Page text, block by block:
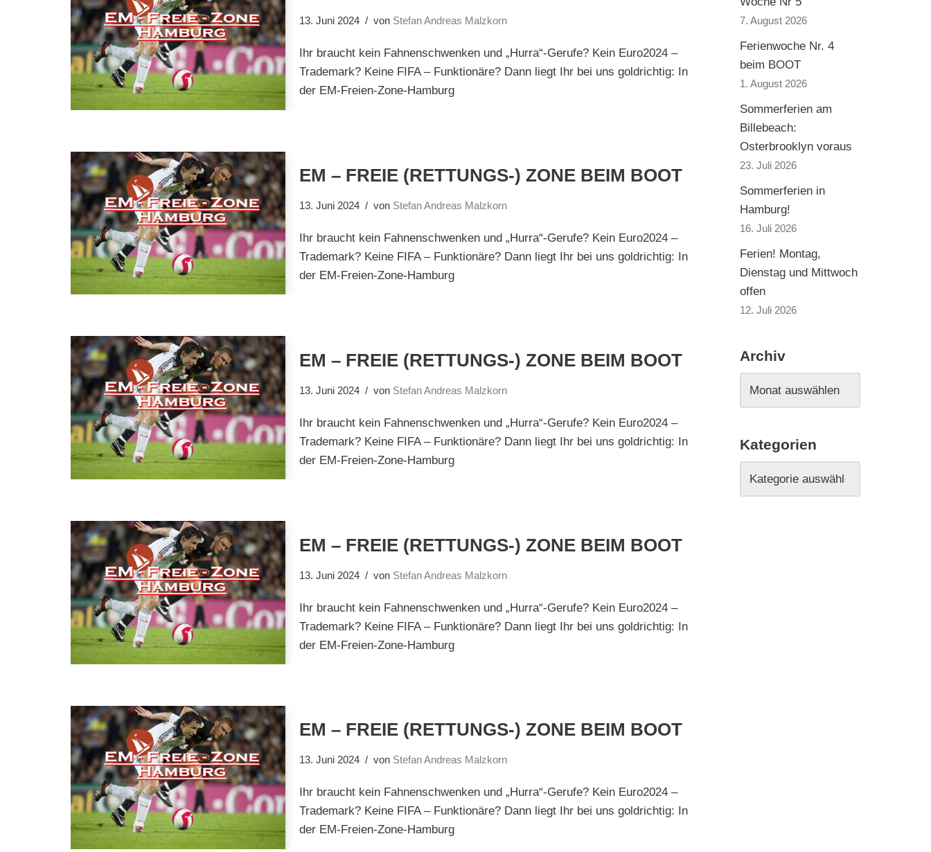
13. Juni 2024 von Stefan Andreas Malzkorn
Ihr braucht kein Fahnenschwenken und „Hurra“-Gerufe? Kein Euro2024 –
Trademark? Keine FIFA – Funktionäre? Dann liegt Ihr bei uns goldrichtig: In
der EM-Freien-Zone-Hamburg
EM – FREIE (RETTUNGS-) ZONE BEIM BOOT
13. Juni 2024 von Stefan Andreas Malzkorn
Ihr braucht kein Fahnenschwenken und „Hurra“-Gerufe? Kein Euro2024 –
Trademark? Keine FIFA – Funktionäre? Dann liegt Ihr bei uns goldrichtig: In
der EM-Freien-Zone-Hamburg
EM – FREIE (RETTUNGS-) ZONE BEIM BOOT
13. Juni 2024 von Stefan Andreas Malzkorn
Ihr braucht kein Fahnenschwenken und „Hurra“-Gerufe? Kein Euro2024 –
Trademark? Keine FIFA – Funktionäre? Dann liegt Ihr bei uns goldrichtig: In
der EM-Freien-Zone-Hamburg
EM – FREIE (RETTUNGS-) ZONE BEIM BOOT
13. Juni 2024 von Stefan Andreas Malzkorn
Ihr braucht kein Fahnenschwenken und „Hurra“-Gerufe? Kein Euro2024 –
Trademark? Keine FIFA – Funktionäre? Dann liegt Ihr bei uns goldrichtig: In
der EM-Freien-Zone-Hamburg
EM – FREIE (RETTUNGS-) ZONE BEIM BOOT
13. Juni 2024 von Stefan Andreas Malzkorn
Ihr braucht kein Fahnenschwenken und „Hurra“-Gerufe? Kein Euro2024 –
Trademark? Keine FIFA – Funktionäre? Dann liegt Ihr bei uns goldrichtig: In
der EM-Freien-Zone-Hamburg
7. August 2026
Ferienwoche Nr. 4
beim BOOT
1. August 2026
Sommerferien am
Billebeach:
Osterbrooklyn voraus
23. Juli 2026
Sommerferien in
Hamburg!
16. Juli 2026
Ferien! Montag,
Dienstag und Mittwoch
offen
12. Juli 2026
Archiv
Kategorien